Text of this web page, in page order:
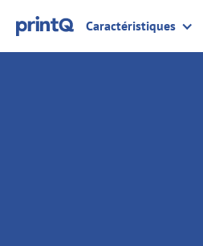
Caractéristiques